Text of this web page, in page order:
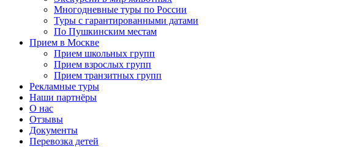
Многодневные туры по России
Туры с гарантированными датами
По Пушкинским местам
Прием в Москве
Прием школьных групп
Прием взрослых групп
Прием транзитных групп
Рекламные туры
Наши партнёры
О нас
Отзывы
Документы
Перевозка детей